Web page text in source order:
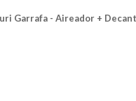
Garrafa - Aireador +